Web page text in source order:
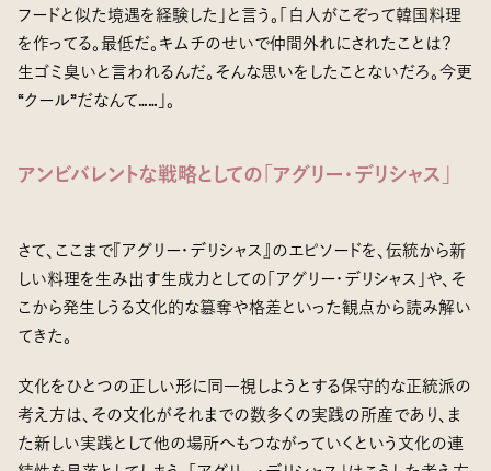
フードと似た境遇を経験した」と言う。「白人がこぞって韓国料理
を作ってる。最低だ。キムチのせいで仲間外れにされたことは？
生ゴミ臭いと言われるんだ。そんな思いをしたことないだろ。今更
“クール”だなんて……」。
アンビバレントな戦略としての「アグリー・デリシャス」
さて、ここまで『アグリー・デリシャス』のエピソードを、伝統から新
しい料理を生み出す生成力としての「アグリー・デリシャス」や、そ
こから発生しうる文化的な簒奪や格差といった観点から読み解い
てきた。
文化をひとつの正しい形に同一視しようとする保守的な正統派の
考え方は、その文化がそれまでの数多くの実践の所産であり、ま
た新しい実践として他の場所へもつながっていくという文化の連